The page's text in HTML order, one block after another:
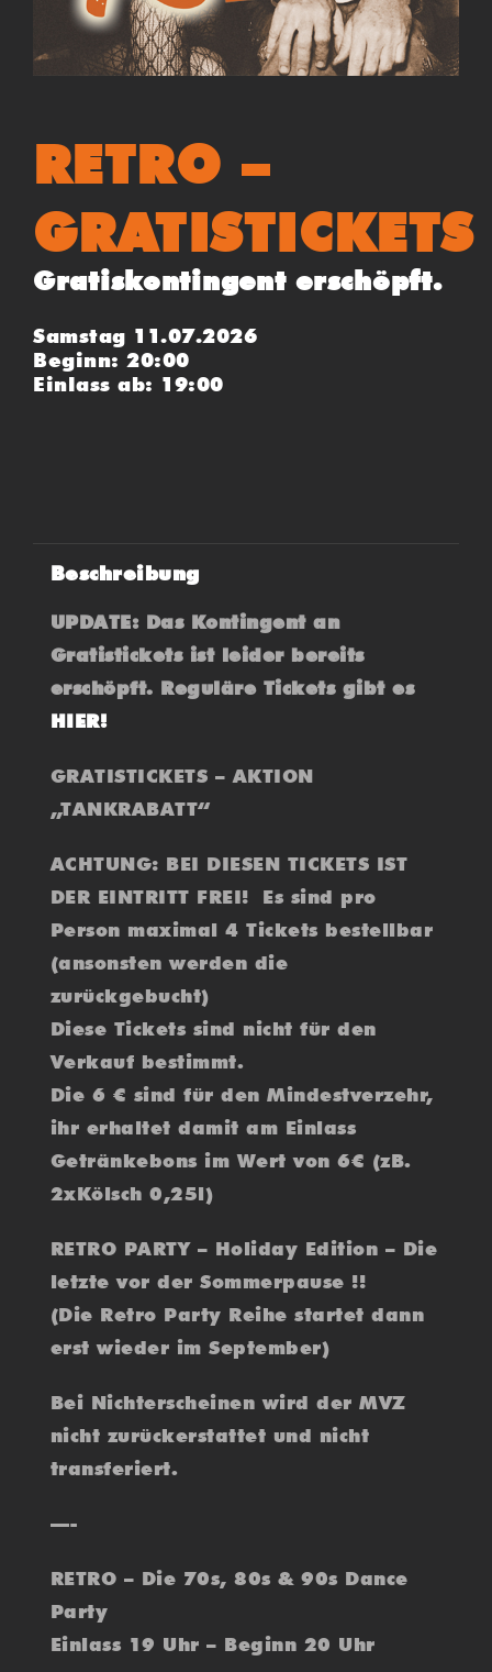
RETRO –
GRATISTICKETS
Gratiskontingent erschöpft.
Samstag 11.07.2026
Beginn: 20:00
Einlass ab: 19:00
Beschreibung
UPDATE: Das Kontingent an
Gratistickets ist leider bereits
erschöpft. Reguläre Tickets gibt es
HIER!
GRATISTICKETS – AKTION
„TANKRABATT“
ACHTUNG: BEI DIESEN TICKETS IST
DER EINTRITT FREI! Es sind pro
Person maximal 4 Tickets bestellbar
(ansonsten werden die
zurückgebucht)
Diese Tickets sind nicht für den
Verkauf bestimmt.
Die 6 € sind für den Mindestverzehr,
ihr erhaltet damit am Einlass
Getränkebons im Wert von 6€ (zB.
2xKölsch 0,25l)
RETRO PARTY – Holiday Edition – Die
letzte vor der Sommerpause !!
(Die Retro Party Reihe startet dann
erst wieder im September)
Bei Nichterscheinen wird der MVZ
nicht zurückerstattet und nicht
transferiert.
—-
RETRO – Die 70s, 80s & 90s Dance
Party
Einlass 19 Uhr – Beginn 20 Uhr